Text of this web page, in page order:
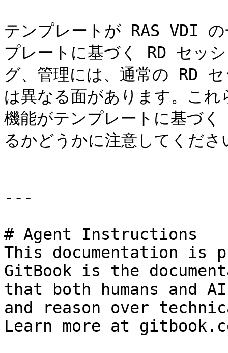
テンプレートが RAS VDI の
プレートに基づく RD セッ
グ、管理には、通常の RD
は異なる面があります。こ
機能がテンプレートに基づ
るかどうかに注意してくださ
---
# Agent Instructions
This documentation is
GitBook is the
that both humans and
and reason over
Learn more at